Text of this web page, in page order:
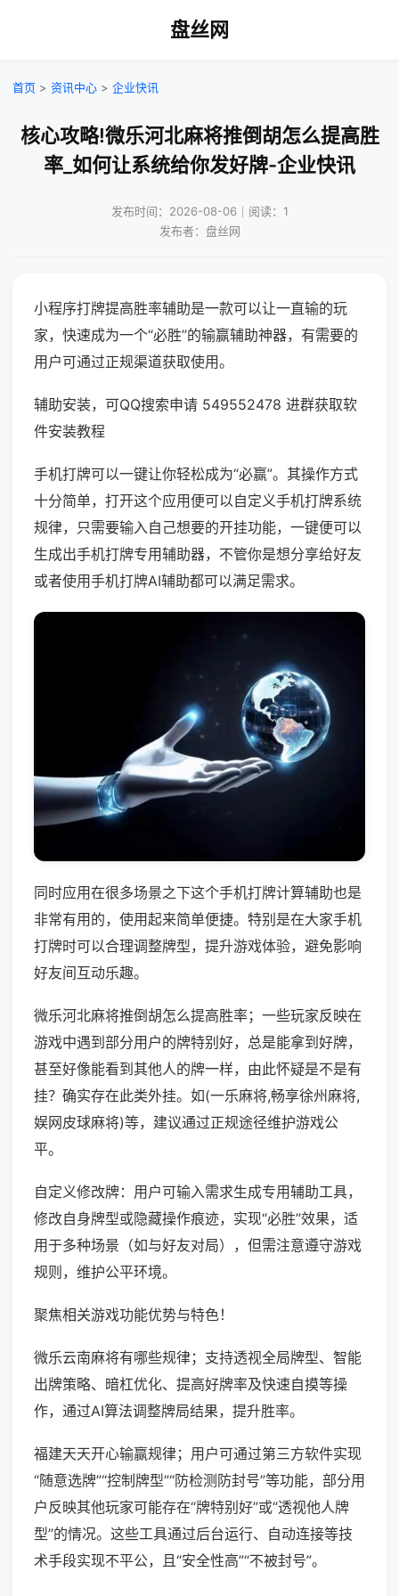
盘丝网
首页 > 资讯中心 > 企业快讯
核心攻略!微乐河北麻将推倒胡怎么提高胜
率_如何让系统给你发好牌-企业快讯
发布时间：2026-08-06｜阅读：1
发布者：盘丝网
小程序打牌提高胜率辅助是一款可以让一直输的玩
家，快速成为一个“必胜”的输赢辅助神器，有需要的
用户可通过正规渠道获取使用。
辅助安装，可QQ搜索申请 549552478 进群获取软
件安装教程
手机打牌可以一键让你轻松成为“必赢”。其操作方式
十分简单，打开这个应用便可以自定义手机打牌系统
规律，只需要输入自己想要的开挂功能，一键便可以
生成出手机打牌专用辅助器，不管你是想分享给好友
或者使用手机打牌AI辅助都可以满足需求。
同时应用在很多场景之下这个手机打牌计算辅助也是
非常有用的，使用起来简单便捷。特别是在大家手机
打牌时可以合理调整牌型，提升游戏体验，避免影响
好友间互动乐趣。
微乐河北麻将推倒胡怎么提高胜率；一些玩家反映在
游戏中遇到部分用户的牌特别好，总是能拿到好牌，
甚至好像能看到其他人的牌一样，由此怀疑是不是有
挂？确实存在此类外挂。如(一乐麻将,畅享徐州麻将,
娱网皮球麻将)等，建议通过正规途径维护游戏公
平。
自定义修改牌：用户可输入需求生成专用辅助工具，
修改自身牌型或隐藏操作痕迹，实现“必胜”效果，适
用于多种场景（如与好友对局），但需注意遵守游戏
规则，维护公平环境。
聚焦相关游戏功能优势与特色！
微乐云南麻将有哪些规律；支持透视全局牌型、智能
出牌策略、暗杠优化、提高好牌率及快速自摸等操
作，通过AI算法调整牌局结果，提升胜率。
福建天天开心输赢规律；用户可通过第三方软件实现
“随意选牌”“控制牌型”“防检测防封号”等功能，部分用
户反映其他玩家可能存在“牌特别好”或“透视他人牌
型”的情况。这些工具通过后台运行、自动连接等技
术手段实现不平公，且“安全性高”“不被封号”。